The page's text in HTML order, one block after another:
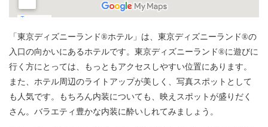
「東京ディズニーランド®ホテル」は、東京ディズニーランド®の
入口の向かいにあるホテルです。東京ディズニーランド®に遊びに
行く方にとっては、もっともアクセスしやすい位置にあります。
また、ホテル周辺のライトアップが美しく、写真スポットとして
も人気です。もちろん内装についても、映えスポットが盛りだく
さん。バラエティ豊かな内装に酔いしれてみましょう。